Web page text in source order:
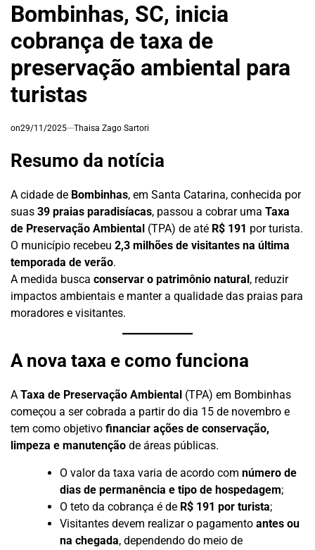
Bombinhas, SC, inicia
cobrança de taxa de
preservação ambiental para
turistas
on29/11/2025 Thaisa Zago Sartori
Resumo da notícia
A cidade de Bombinhas, em Santa Catarina, conhecida por
suas 39 praias paradisíacas, passou a cobrar uma Taxa
de Preservação Ambiental (TPA) de até R$ 191 por turista.
O município recebeu 2,3 milhões de visitantes na última
temporada de verão.
A medida busca conservar o patrimônio natural , reduzir
impactos ambientais e manter a qualidade das praias para
moradores e visitantes.
A nova taxa e como funciona
A Taxa de Preservação Ambiental (TPA) em Bombinhas
começou a ser cobrada a partir do dia 15 de novembro e
tem como objetivo financiar ações de conservação,
limpeza e manutenção de áreas públicas.
O valor da taxa varia de acordo com número de
dias de permanência e tipo de hospedagem;
O teto da cobrança é de R$ 191 por turista;
Visitantes devem realizar o pagamento antes ou
na chegada, dependendo do meio de